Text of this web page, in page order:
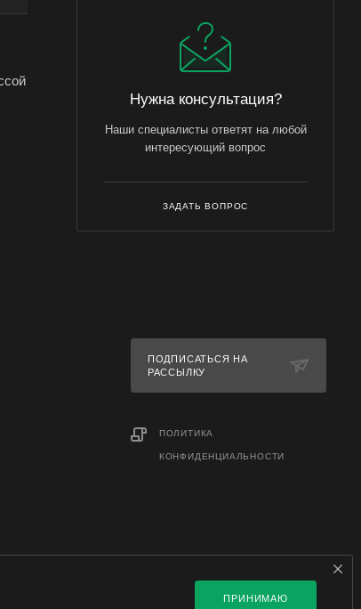
Нужна консультация?
Наши специалисты ответят на любой
интересующий вопрос
ЗАДАТЬ ВОПРОС
ПОДПИСАТЬСЯ НА
РАССЫЛКУ
ПОЛИТИКА
КОНФИДЕНЦИАЛЬНОСТИ
ПРИНИМАЮ